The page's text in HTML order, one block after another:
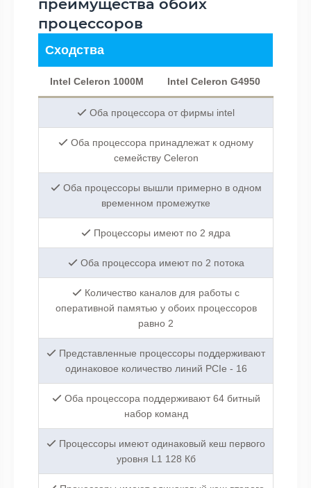
преимущества обоих
процессоров
Сходства
Intel Celeron 1000M Intel Celeron G4950
Оба процессора от фирмы intel
Оба процессора принадлежат к одному
семейству Celeron
Оба процессоры вышли примерно в одном
временном промежутке
Процессоры имеют по 2 ядра
Оба процессора имеют по 2 потока
Количество каналов для работы с
оперативной памятью у обоих процессоров
равно 2
Представленные процессоры поддерживают
одинаковое количество линий PCIe - 16
Оба процессора поддерживают 64 битный
набор команд
Процессоры имеют одинаковый кеш первого
уровня L1 128 Кб